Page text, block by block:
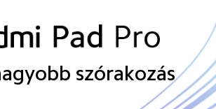
szórakozás